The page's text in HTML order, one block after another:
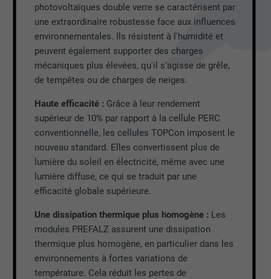
photovoltaïques double verre se caractérisent par
une extraordinaire robustesse face aux influences
environnementales. Ils résistent à l'humidité et
peuvent également supporter des charges
mécaniques plus élevées, qu'il s'agisse de grêle,
de tempêtes ou de charges de neiges.
Haute efficacité : Grâce à leur rendement
supérieur de 10% par rapport à la cellule PERC
conventionnelle, les cellules TOPCon imposent le
nouveau standard. Elles convertissent plus de
lumière du soleil en électricité, même avec une
lumière diffuse, ce qui se traduit par une
efficacité globale supérieure.
Une dissipation thermique plus homogène : Les
modules PREFALZ assurent une dissipation
thermique plus homogène, en particulier dans les
environnements à fortes variations de
température. Cela réduit les pertes de